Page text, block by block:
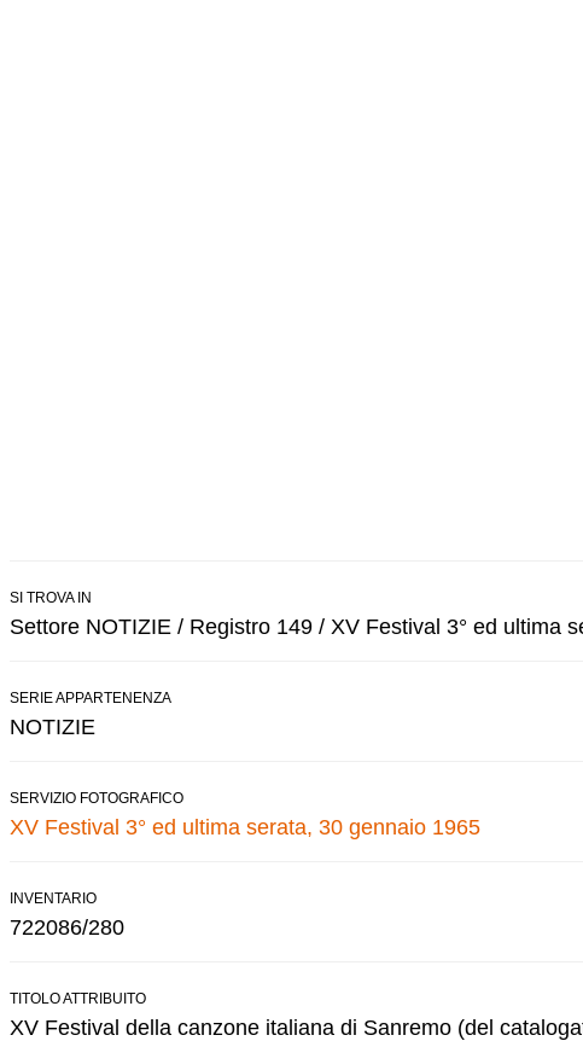
SI TROVA IN
Settore NOTIZIE / Registro 149 / XV Festival 3° ed ultima
SERIE APPARTENENZA
NOTIZIE
SERVIZIO FOTOGRAFICO
XV Festival 3° ed ultima serata, 30 gennaio 1965
INVENTARIO
722086/280
TITOLO ATTRIBUITO
XV Festival della canzone italiana di Sanremo (del